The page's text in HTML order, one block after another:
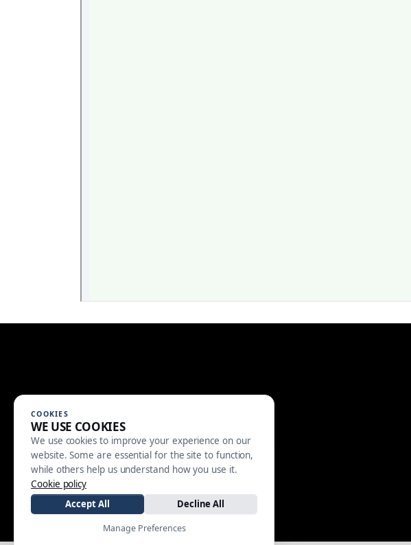
COOKIES
WE USE COOKIES
We use cookies to improve your experience on our
website. Some are essential for the site to function,
while others help us understand how you use it.
Cookie policy
Accept All
Decline All
Manage Preferences